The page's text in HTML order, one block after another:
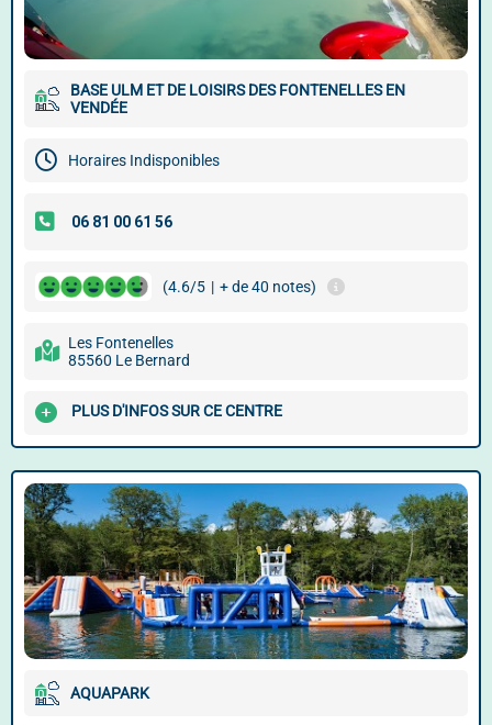
BASE ULM ET DE LOISIRS DES FONTENELLES EN
VENDÉE
Horaires Indisponibles
(4.6/5 | + de 40 notes)
Les Fontenelles
85560 Le Bernard
PLUS D'INFOS SUR CE CENTRE
AQUAPARK